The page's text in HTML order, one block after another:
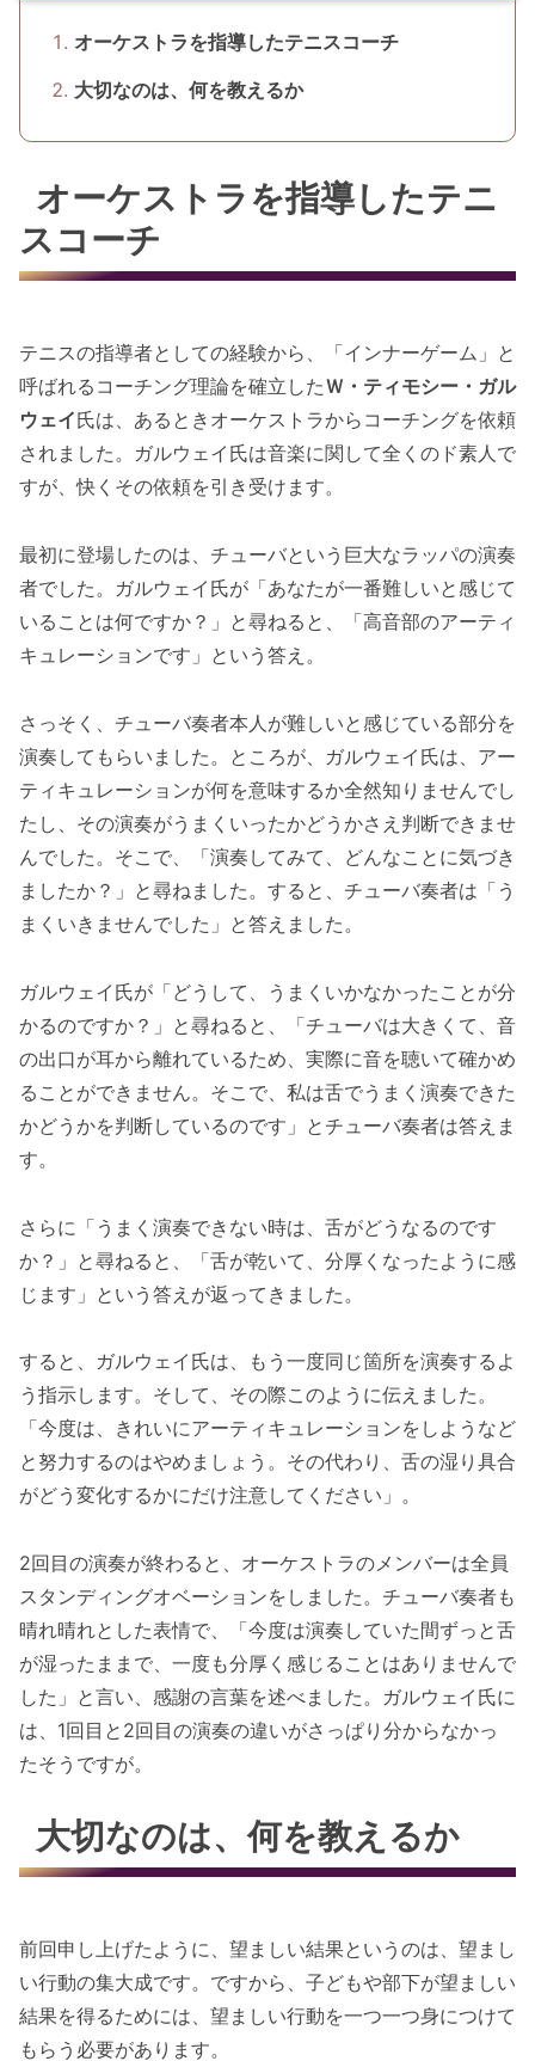
オーケストラを指導したテニスコーチ
大切なのは、何を教えるか
オーケストラを指導したテニ
スコーチ
テニスの指導者としての経験から、「インナーゲーム」と
呼ばれるコーチング理論を確立したＷ・ティモシー・ガル
ウェイ氏は、あるときオーケストラからコーチングを依頼
されました。ガルウェイ氏は音楽に関して全くのド素人で
すが、快くその依頼を引き受けます。
最初に登場したのは、チューバという巨大なラッパの演奏
者でした。ガルウェイ氏が「あなたが一番難しいと感じて
いることは何ですか？」と尋ねると、「高音部のアーティ
キュレーションです」という答え。
さっそく、チューバ奏者本人が難しいと感じている部分を
演奏してもらいました。ところが、ガルウェイ氏は、アー
ティキュレーションが何を意味するか全然知りませんでし
たし、その演奏がうまくいったかどうかさえ判断できませ
んでした。そこで、「演奏してみて、どんなことに気づき
ましたか？」と尋ねました。すると、チューバ奏者は「う
まくいきませんでした」と答えました。
ガルウェイ氏が「どうして、うまくいかなかったことが分
かるのですか？」と尋ねると、「チューバは大きくて、音
の出口が耳から離れているため、実際に音を聴いて確かめ
ることができません。そこで、私は舌でうまく演奏できた
かどうかを判断しているのです」とチューバ奏者は答えま
す。
さらに「うまく演奏できない時は、舌がどうなるのです
か？」と尋ねると、「舌が乾いて、分厚くなったように感
じます」という答えが返ってきました。
すると、ガルウェイ氏は、もう一度同じ箇所を演奏するよ
う指示します。そして、その際このように伝えました。
「今度は、きれいにアーティキュレーションをしようなど
と努力するのはやめましょう。その代わり、舌の湿り具合
がどう変化するかにだけ注意してください」。
2回目の演奏が終わると、オーケストラのメンバーは全員
スタンディングオベーションをしました。チューバ奏者も
晴れ晴れとした表情で、「今度は演奏していた間ずっと舌
が湿ったままで、一度も分厚く感じることはありませんで
した」と言い、感謝の言葉を述べました。ガルウェイ氏に
は、1回目と2回目の演奏の違いがさっぱり分からなかっ
たそうですが。
大切なのは、何を教えるか
前回申し上げたように、望ましい結果というのは、望まし
い行動の集大成です。ですから、子どもや部下が望ましい
結果を得るためには、望ましい行動を一つ一つ身につけて
もらう必要があります。